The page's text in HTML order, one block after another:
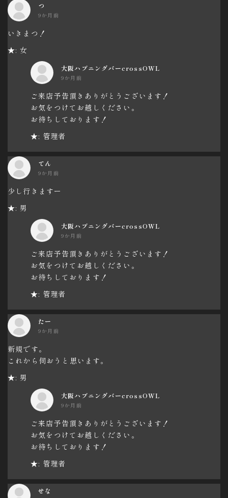
つ
9か月前
いきまつ！
★: 女
大阪ハプニングバーcrossOWL
9か月前
ご来店予告頂きありがとうございます！
お気をつけてお越しください。
お待ちしております！
★: 管理者
てん
9か月前
少し行きますー
★: 男
大阪ハプニングバーcrossOWL
9か月前
ご来店予告頂きありがとうございます！
お気をつけてお越しください。
お待ちしております！
★: 管理者
たー
9か月前
新規です。
これから伺おうと思います。
★: 男
大阪ハプニングバーcrossOWL
9か月前
ご来店予告頂きありがとうございます！
お気をつけてお越しください。
お待ちしております！
★: 管理者
せな